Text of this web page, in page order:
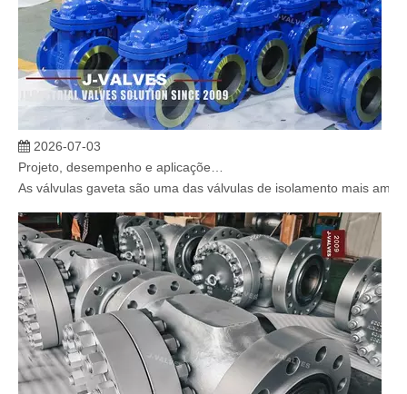
As válvulas gaveta são uma das válvulas de isolamento mais